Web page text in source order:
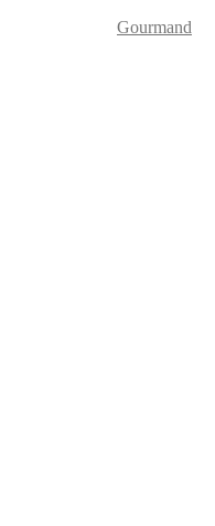
Gourmand